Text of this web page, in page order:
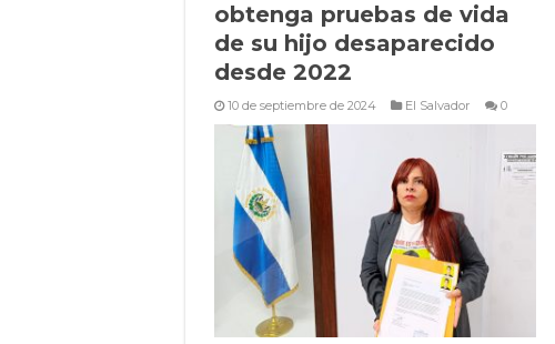
obtenga pruebas de vida
de su hijo desaparecido
desde 2022
10 de septiembre de 2024 El Salvador 0